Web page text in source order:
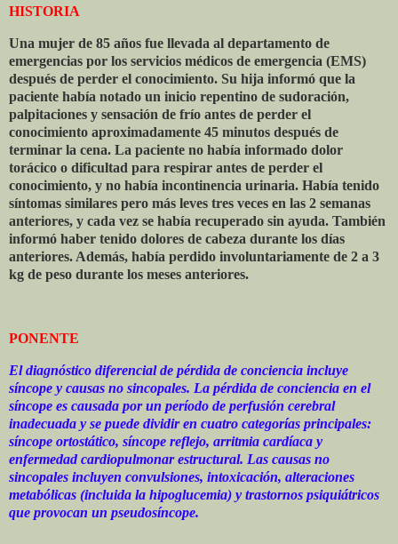
HISTORIA
Una mujer de 85 años fue llevada al departamento de
emergencias por los servicios médicos de emergencia (EMS)
después de perder el conocimiento. Su hija informó que la
paciente había notado un inicio repentino de sudoración,
palpitaciones y sensación de frío antes de perder el
conocimiento aproximadamente 45 minutos después de
terminar la cena. La paciente no había informado dolor
torácico o dificultad para respirar antes de perder el
conocimiento, y no había incontinencia urinaria. Había tenido
síntomas similares pero más leves tres veces en las 2 semanas
anteriores, y cada vez se había recuperado sin ayuda. También
informó haber tenido dolores de cabeza durante los días
anteriores. Además, había perdido involuntariamente de 2 a 3
kg de peso durante los meses anteriores.
PONENTE
El diagnóstico diferencial de pérdida de conciencia incluye
síncope y causas no sincopales. La pérdida de conciencia en el
síncope es causada por un período de perfusión cerebral
inadecuada y se puede dividir en cuatro categorías principales:
síncope ortostático, síncope reflejo, arritmia cardíaca y
enfermedad cardiopulmonar estructural. Las causas no
sincopales incluyen convulsiones, intoxicación, alteraciones
metabólicas (incluida la hipoglucemia) y trastornos psiquiátricos
que provocan un pseudosíncope.